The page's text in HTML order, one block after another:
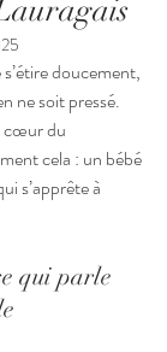
doucement,
ne soit pressé.
cœur du
cela : un bébé
s’apprête à
qui parle